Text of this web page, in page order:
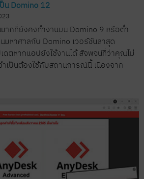
น Domino 12
ากที่ยังคงทำงานบน Domino 9 หรือต่ำ
มหาศาลกับ Domino เวอร์ชันล่าสุด
ดตหากแอปยังใช้งานได้ สัจพจน์ที่ว่าคุณไม่
ำเป็นต้องใช้กับสถานการณ์นี้ เนื่องจาก